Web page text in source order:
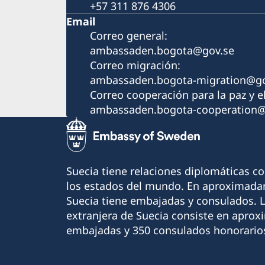
+57 311 876 4306
Email
Correo general:
ambassaden.bogota@gov.se
Correo migración:
ambassaden.bogota-
Correo cooperación para la paz y
ambassaden.bogota-
Suecia tiene relaciones diplomáticas
los estados del mundo. En
Suecia tiene embajadas y consulados.
extranjera de Suecia consiste en
embajadas y 350 consulados